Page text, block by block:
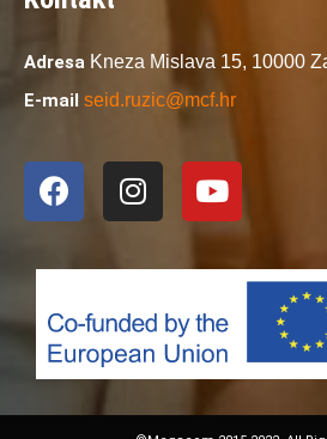
Adresa Kneza Mislava 15, 10000
E-mail seid.ruzic@mcf.hr